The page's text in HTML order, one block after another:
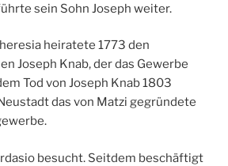
sein Sohn Joseph weiter.
heiratete 1773 den
Joseph Knab, der das Gewerbe
Tod von Joseph Knab 1803
das von Matzi gegründete
besucht. Seitdem beschäftigt